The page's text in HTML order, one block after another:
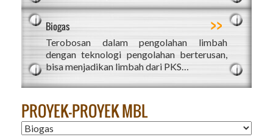
Biogas >>
Terobosan dalam pengolahan limbah
dengan teknologi pengolahan berterusan,
bisa menjadikan limbah dari PKS…
PROYEK-PROYEK MBL